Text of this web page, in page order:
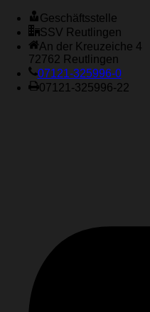
Geschäftsstelle
SSV Reutlingen
An der Kreuzeiche 4
72762 Reutlingen
07121-325996-0
07121-325996-22